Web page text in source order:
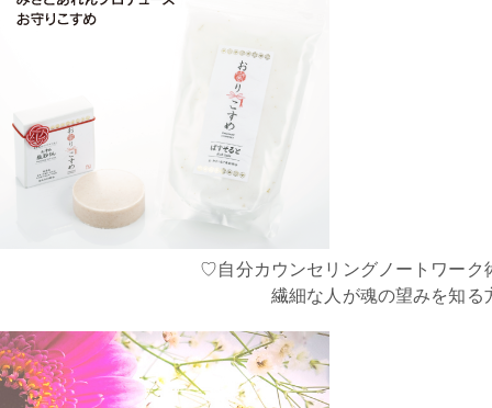
♡自分カウンセリングノートワーク
繊細な人が魂の望みを知る